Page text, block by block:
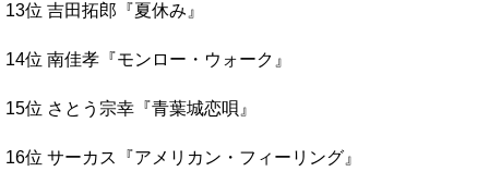
13位 吉田拓郎『夏休み』
14位 南佳孝『モンロー・ウォーク』
15位 さとう宗幸『青葉城恋唄』
16位 サーカス『アメリカン・フィーリング』